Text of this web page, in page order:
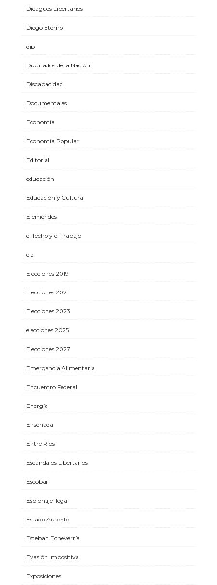
Dicagues Libertarios
Diego Eterno
dip
Diputados de la Nación
Discapacidad
Documentales
Economía
Economía Popular
Editorial
educación
Educación y Cultura
Efemérides
el Techo y el Trabajo
ele
Elecciones 2019
Elecciones 2021
Elecciones 2023
elecciones 2025
Elecciones 2027
Emergencia Alimentaria
Encuentro Federal
Energía
Ensenada
Entre Ríos
Escándalos Libertarios
Escobar
Espionaje Ilegal
Estado Ausente
Esteban Echeverría
Evasión Impositiva
Exposiciones